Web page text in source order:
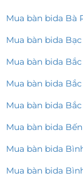
Mua bàn bida Bà
Mua bàn bida
Mua bàn bida
Mua bàn bida
Mua bàn bida
Mua bàn bida
Mua bàn bida
Mua bàn bida